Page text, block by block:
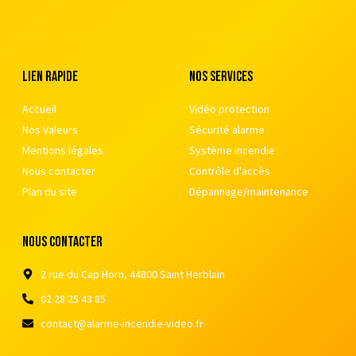
Lien rapide
Accueil
Nos Valeurs
Mentions légales
Nous contacter
Plan du site
nos services
Vidéo protection
Sécurité alarme
Système incendie
Contrôle d'accès
Dépannage/maintenance
nous contacter
2 rue du Cap Horn, 44800 Saint Herblain
02 28 25 43 85
contact@alarme-incendie-video.fr